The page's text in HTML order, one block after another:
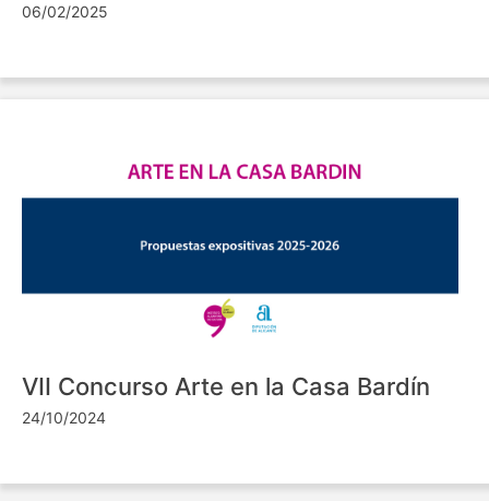
06/02/2025
VII Concurso Arte en la Casa Bardín
24/10/2024